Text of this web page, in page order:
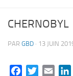
CHERNOBYL
PAR GBD · 13 JUIN
FacebookTwitterEmail